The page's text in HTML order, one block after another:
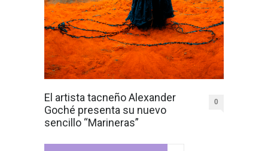
El artista tacneño Alexander
Goché presenta su nuevo
sencillo “Marineras”
0